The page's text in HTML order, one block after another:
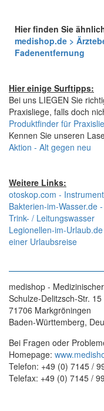
Hier finden Sie
medishop.de >
Fadenentfernung
Hier einige Surftipps:
Bei uns LIEGEN Sie
Praxisliege, falls doch
Produktfinder für
Kennen Sie unseren
Aktion - Alt gegen neu
Weitere Links:
otoskop.com -
Bakterien-im-Wasser.de
Trink- / Leitungswasser
Legionellen-im-
einer Urlaubsreise
medishop -
Schulze-Delitzsch-Str. 15
71706 Markgröningen
Baden-Württemberg,
Bei Fragen oder
Homepage:
Telefon: +49 (0) 7145 /
Telefax: +49 (0) 7145 /